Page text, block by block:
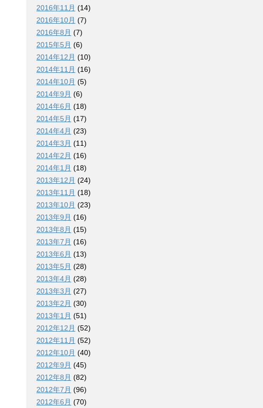
2016年11月 (14)
2016年10月 (7)
2016年8月 (7)
2015年5月 (6)
2014年12月 (10)
2014年11月 (16)
2014年10月 (5)
2014年9月 (6)
2014年6月 (18)
2014年5月 (17)
2014年4月 (23)
2014年3月 (11)
2014年2月 (16)
2014年1月 (18)
2013年12月 (24)
2013年11月 (18)
2013年10月 (23)
2013年9月 (16)
2013年8月 (15)
2013年7月 (16)
2013年6月 (13)
2013年5月 (28)
2013年4月 (28)
2013年3月 (27)
2013年2月 (30)
2013年1月 (51)
2012年12月 (52)
2012年11月 (52)
2012年10月 (40)
2012年9月 (45)
2012年8月 (82)
2012年7月 (96)
2012年6月 (70)